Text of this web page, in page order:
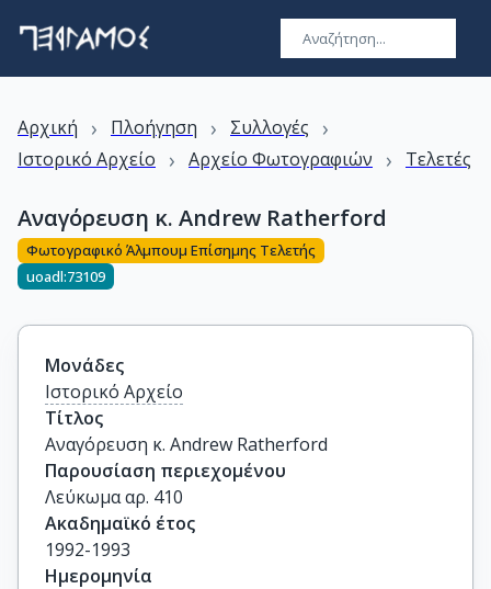
Αρχική › Πλοήγηση › Συλλογές ›
Ιστορικό Αρχείο › Αρχείο Φωτογραφιών › Τελετές
Αναγόρευση κ. Andrew Ratherford
Φωτογραφικό Άλμπουμ Επίσημης Τελετής
uoadl:73109
Μονάδες
Ιστορικό Αρχείο
Τίτλος
Αναγόρευση κ. Andrew Ratherford
Παρουσίαση περιεχομένου
Λεύκωμα αρ. 410
Ακαδημαϊκό έτος
1992-1993
Ημερομηνία